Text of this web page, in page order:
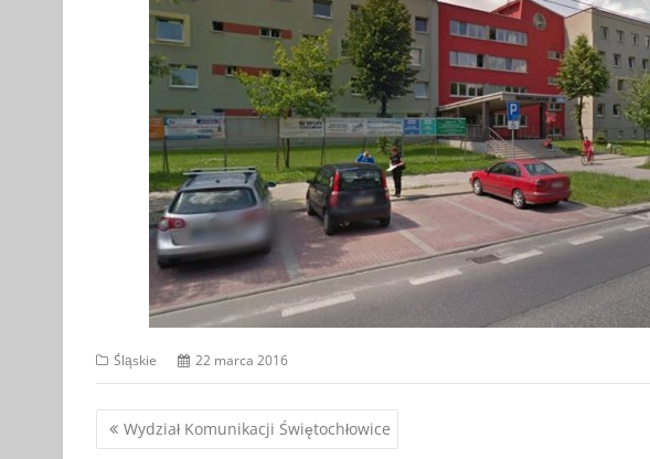
Śląskie 22 marca 2016
Nawigacja
Wydział Komunikacji Świętochłowice